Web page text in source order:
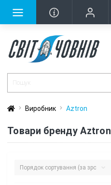
Виробник Aztron
Товари бренду Aztron